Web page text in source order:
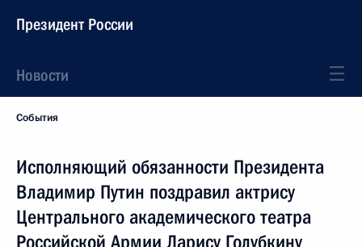
Президент России
Новости
События
Исполняющий обязанности Президента
Владимир Путин поздравил актрису
Центрального академического театра
Российской Армии Ларису Голубкину